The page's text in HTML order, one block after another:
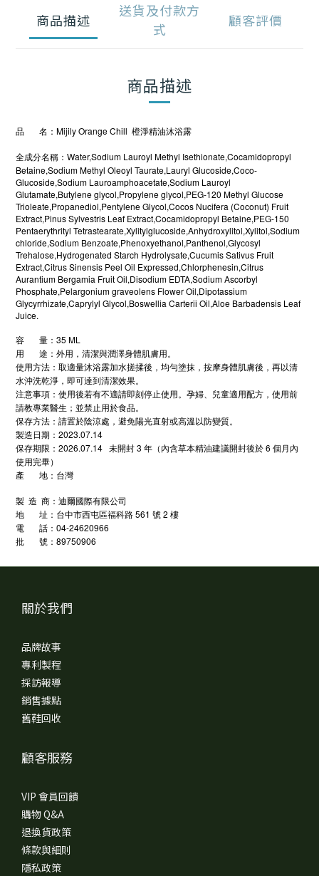
商品描述
送貨及付款方
式
顧客評價
商品描述
品 名：Mijily Orange Chill 橙淨精油沐浴露
全成分名稱：Water,Sodium Lauroyl Methyl Isethionate,Cocamidopropyl
Betaine,Sodium Methyl Oleoyl Taurate,Lauryl Glucoside,Coco-
Glucoside,Sodium Lauroamphoacetate,Sodium Lauroyl
Glutamate,Butylene glycol,Propylene glycol,PEG-120 Methyl Glucose
Trioleate,Propanediol,Pentylene Glycol,Cocos Nucifera (Coconut) Fruit
Extract,Pinus Sylvestris Leaf Extract,Cocamidopropyl Betaine,PEG-150
Pentaerythrityl Tetrastearate,Xylitylglucoside,Anhydroxylitol,Xylitol,Sodium
chloride,Sodium Benzoate,Phenoxyethanol,Panthenol,Glycosyl
Trehalose,Hydrogenated Starch Hydrolysate,Cucumis Sativus Fruit
Extract,Citrus Sinensis Peel Oil Expressed,Chlorphenesin,Citrus
Aurantium Bergamia Fruit Oil,Disodium EDTA,Sodium Ascorbyl
Phosphate,Pelargonium graveolens Flower Oil,Dipotassium
Glycyrrhizate,Caprylyl Glycol,Boswellia Carterii Oil,Aloe Barbadensis Leaf
Juice.
容 量：35 ML
用 途：外用，清潔與潤澤身體肌膚用。
使用方法：取適量沐浴露加水搓揉後，均勻塗抹，按摩身體肌膚後，再以清
水沖洗乾淨，即可達到清潔效果。
注意事項：使用後若有不適請即刻停止使用。孕婦、兒童適用配方，使用前
請教專業醫生；並禁止用於食品。
保存方法：請置於陰涼處，避免陽光直射或高溫以防變質。
製造日期：2023.07.14
保存期限：2026.07.14 未開封 3 年（內含草本精油建議開封後於 6 個月內
使用完畢）
產 地：台灣
製 造 商：迪爾國際有限公司
地 址：台中市西屯區福科路 561 號 2 樓
電 話：04-24620966
批 號： 89750906
關於我們
品牌故事
專利製程
採訪報導
銷售據點
舊鞋回收
顧客服務
VIP 會員回饋
購物 Q&A
退換貨政策
條款與細則
隱私政策